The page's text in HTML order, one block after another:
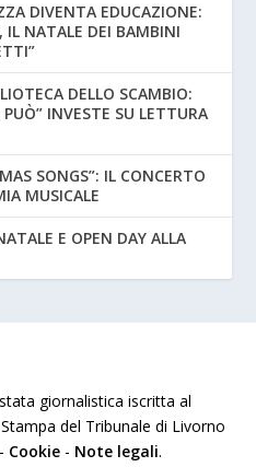
DIVENTA EDUCAZIONE:
IL NATALE DEI BAMBINI
DELLO SCAMBIO:
INVESTE SU LETTURA
SONGS”: IL CONCERTO
MUSICALE
E OPEN DAY ALLA
giornalistica iscritta al
del Tribunale di Livorno
- Cookie - Note legali.